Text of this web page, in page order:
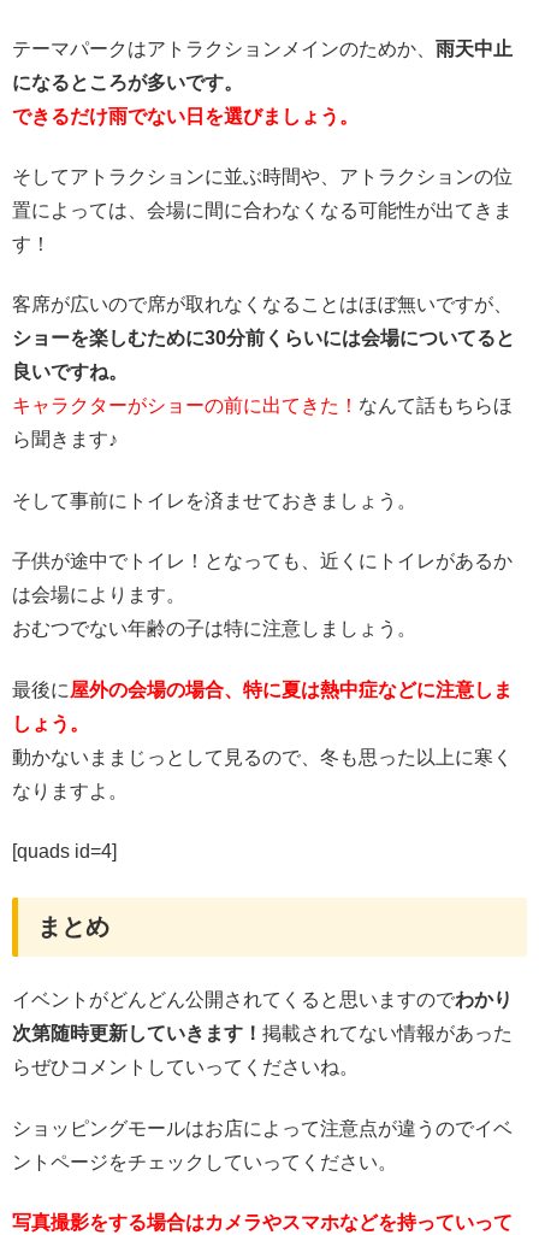
テーマパークはアトラクションメインのためか、 雨天中止
になるところが多いです。
できるだけ雨でない日を選びましょう。
そしてアトラクションに並ぶ時間や、アトラクションの位
置によっては、会場に間に合わなくなる可能性が出てきま
す！
客席が広いので席が取れなくなることはほぼ無いですが、
ショーを楽しむために30分前くらいには会場についてると
良いですね。
キャラクターがショーの前に出てきた！ なんて話もちらほ
ら聞きます♪
そして事前にトイレを済ませておきましょう。
子供が途中でトイレ！となっても、近くにトイレがあるか
は会場によります。
おむつでない年齢の子は特に注意しましょう。
最後に屋外の会場の場合、特に夏は熱中症などに注意しま
しょう。
動かないままじっとして見るので、冬も思った以上に寒く
なりますよ。
[quads id=4]
まとめ
イベントがどんどん公開されてくると思いますのでわかり
次第随時更新していきます！ 掲載されてない情報があった
らぜひコメントしていってくださいね。
ショッピングモールはお店によって注意点が違うのでイベ
ントページをチェックしていってください。
写真撮影をする場合はカメラやスマホなどを持っていって